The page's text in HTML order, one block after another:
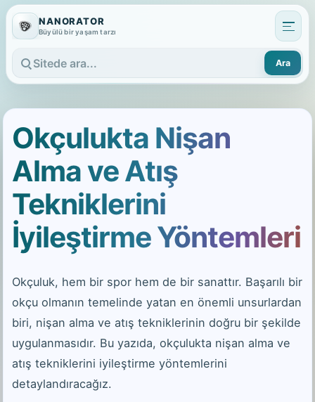
NANORATOR
Büyülü bir yaşam tarzı
Sitede ara
Ara
Okçulukta Nişan
Alma ve Atış
Tekniklerini
İyileştirme Yöntemleri
Okçuluk, hem bir spor hem de bir sanattır. Başarılı bir
okçu olmanın temelinde yatan en önemli unsurlardan
biri, nişan alma ve atış tekniklerinin doğru bir şekilde
uygulanmasıdır. Bu yazıda, okçulukta nişan alma ve
atış tekniklerini iyileştirme yöntemlerini
detaylandıracağız.